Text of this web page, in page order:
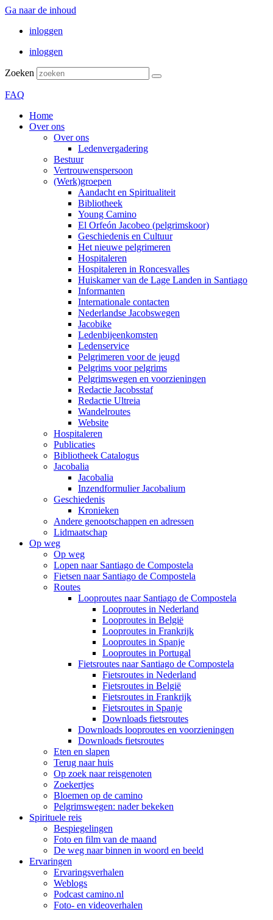
Ga naar de inhoud
inloggen
inloggen
Zoeken
FAQ
Home
Over ons
Over ons
Ledenvergadering
Bestuur
Vertrouwenspersoon
(Werk)groepen
Aandacht en Spiritualiteit
Bibliotheek
Young Camino
El Orfeón Jacobeo (pelgrimskoor)
Geschiedenis en Cultuur
Het nieuwe pelgrimeren
Hospitaleren
Hospitaleren in Roncesvalles
Huiskamer van de Lage Landen in Santiago
Informanten
Internationale contacten
Nederlandse Jacobswegen
Jacobike
Ledenbijeenkomsten
Ledenservice
Pelgrimeren voor de jeugd
Pelgrims voor pelgrims
Pelgrimswegen en voorzieningen
Redactie Jacobsstaf
Redactie Ultreia
Wandelroutes
Website
Hospitaleren
Publicaties
Bibliotheek Catalogus
Jacobalia
Jacobalia
Inzendformulier Jacobalium
Geschiedenis
Kronieken
Andere genootschappen en adressen
Lidmaatschap
Op weg
Op weg
Lopen naar Santiago de Compostela
Fietsen naar Santiago de Compostela
Routes
Looproutes naar Santiago de Compostela
Looproutes in Nederland
Looproutes in België
Looproutes in Frankrijk
Looproutes in Spanje
Looproutes in Portugal
Fietsroutes naar Santiago de Compostela
Fietsroutes in Nederland
Fietsroutes in België
Fietsroutes in Frankrijk
Fietsroutes in Spanje
Downloads fietsroutes
Downloads looproutes en voorzieningen
Downloads fietsroutes
Eten en slapen
Terug naar huis
Op zoek naar reisgenoten
Zoekertjes
Bloemen op de camino
Pelgrimswegen: nader bekeken
Spirituele reis
Bespiegelingen
Foto en film van de maand
De weg naar binnen in woord en beeld
Ervaringen
Ervaringsverhalen
Weblogs
Podcast camino.nl
Foto- en videoverhalen